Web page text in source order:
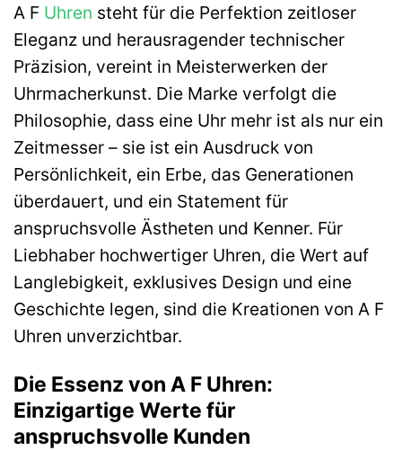
A F Uhren steht für die Perfektion zeitloser
Eleganz und herausragender technischer
Präzision, vereint in Meisterwerken der
Uhrmacherkunst. Die Marke verfolgt die
Philosophie, dass eine Uhr mehr ist als nur ein
Zeitmesser – sie ist ein Ausdruck von
Persönlichkeit, ein Erbe, das Generationen
überdauert, und ein Statement für
anspruchsvolle Ästheten und Kenner. Für
Liebhaber hochwertiger Uhren, die Wert auf
Langlebigkeit, exklusives Design und eine
Geschichte legen, sind die Kreationen von A F
Uhren unverzichtbar.
Die Essenz von A F Uhren:
Einzigartige Werte für
anspruchsvolle Kunden